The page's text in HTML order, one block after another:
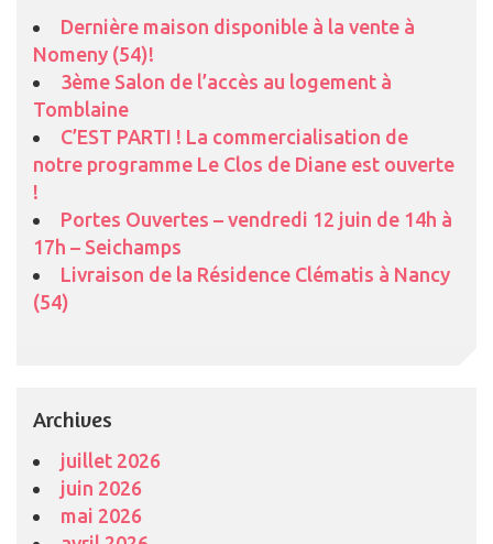
Dernière maison disponible à la vente à
Nomeny (54)!
3ème Salon de l’accès au logement à
Tomblaine
C’EST PARTI ! La commercialisation de
notre programme Le Clos de Diane est ouverte
!
Portes Ouvertes – vendredi 12 juin de 14h à
17h – Seichamps
Livraison de la Résidence Clématis à Nancy
(54)
Archives
juillet 2026
juin 2026
mai 2026